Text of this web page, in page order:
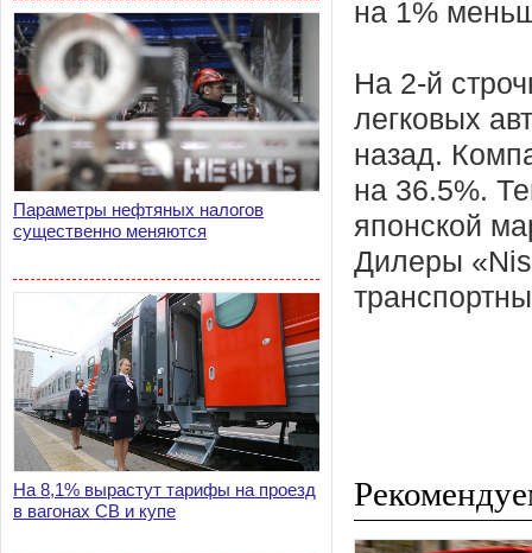
Параметры нефтяных налогов
существенно меняются
На 8,1% вырастут тарифы на проезд
в вагонах СВ и купе
на 1%
На 2-й
легковых
назад.
на 36.5%.
японской
Дилеры